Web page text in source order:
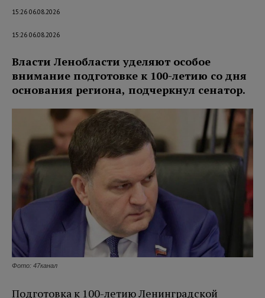
15:26 06.08.2026
15:26 06.08.2026
Власти Ленобласти уделяют особое
внимание подготовке к 100-летию со дня
основания региона, подчеркнул сенатор.
Фото: 47канал
Подготовка к 100-летию Ленинградской